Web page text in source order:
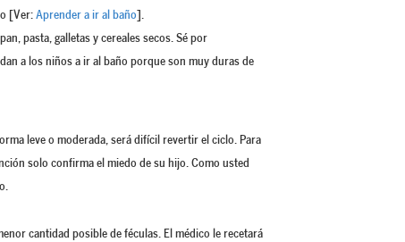
[Ver: Aprender a ir al baño ].
pasta, galletas y cereales secos. Sé por
a los niños a ir al baño porque son muy duras de
leve o moderada, será difícil revertir el ciclo. Para
solo confirma el miedo de su hijo. Como usted
cantidad posible de féculas. El médico le recetará